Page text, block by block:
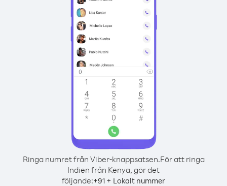
Ringa numret från Viber-knappsatsen.För att ringa
Indien från Kenya, gör det
följande:+91 + Lokalt nummer